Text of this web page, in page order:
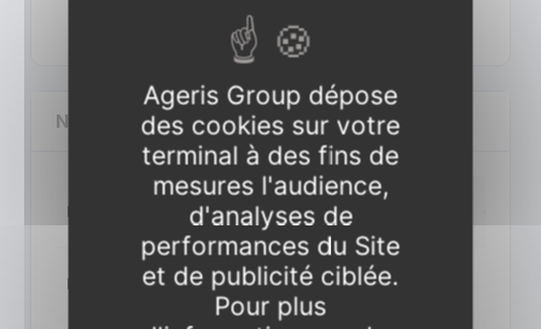
NOS SESSIONS POUR CETTE FORMATION
Date
Lieu
du 25/09/2026 au 25/09/2026
Paris Distanciel
Ageris Group dépose
des cookies sur votre
terminal à des fins de
mesures l'audience,
d'analyses de
performances du Site
et de publicité ciblée.
Pour plus